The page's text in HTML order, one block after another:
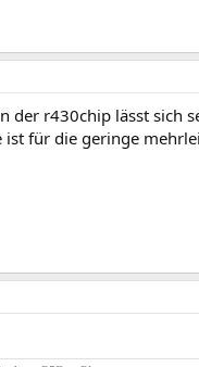
r430chip lässt sich
für die geringe